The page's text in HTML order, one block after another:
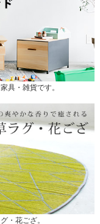
具・雑貨です。
・花ござ。